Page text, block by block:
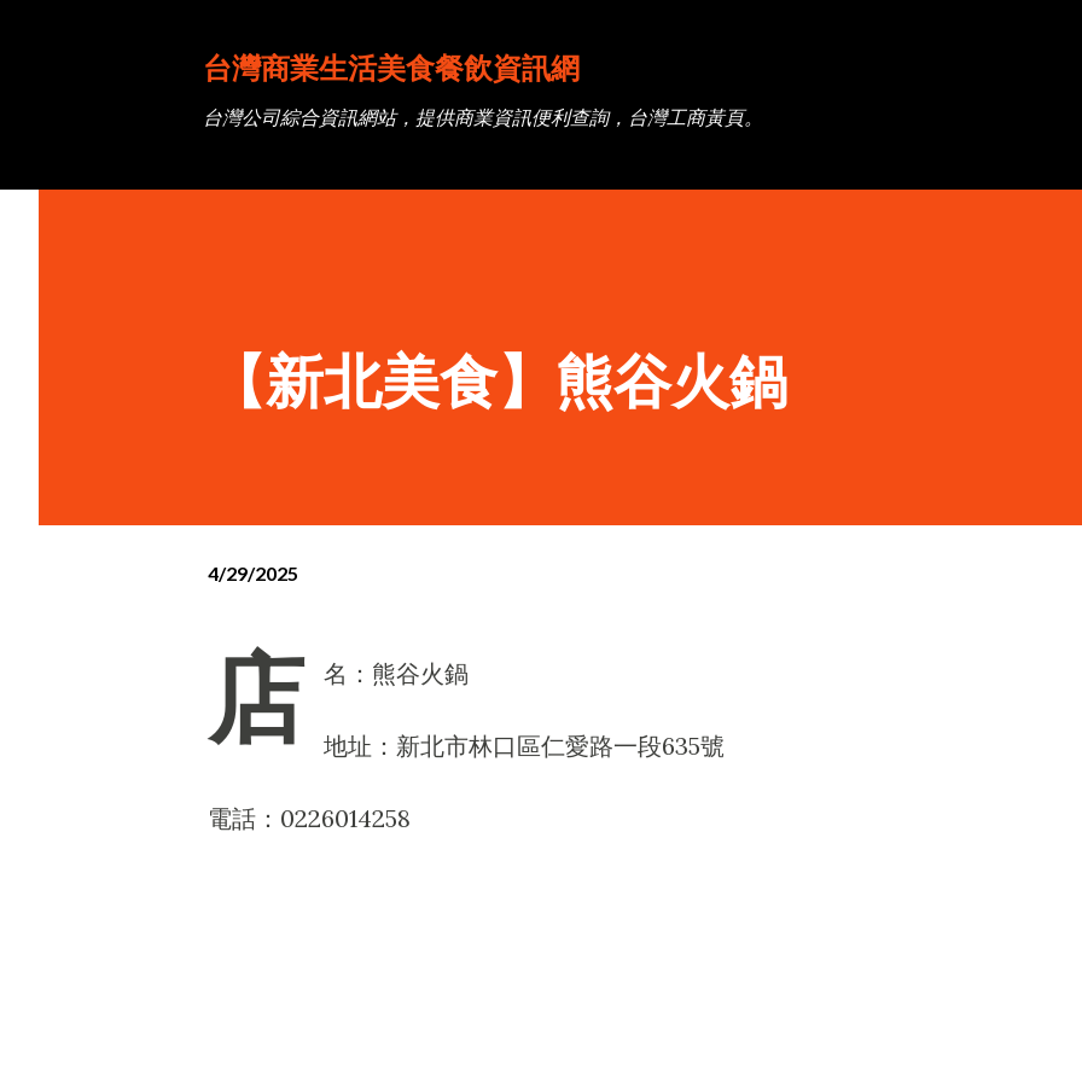
台灣商業生活美食餐飲資訊網
台灣公司綜合資訊網站，提供商業資訊便利查詢，台灣工商黃頁。
【新北美食】熊谷火鍋
4/29/2025
店 名：熊谷火鍋
地址：新北市林口區仁愛路一段635號
電話：0226014258